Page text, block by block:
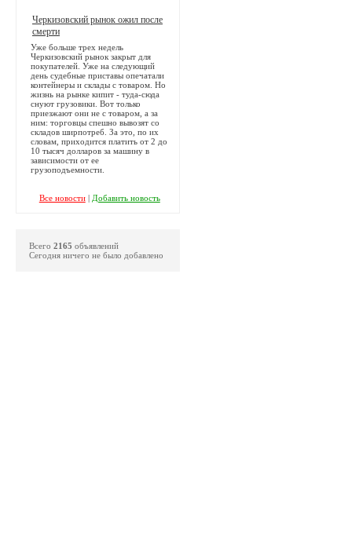
Черкизовский рынок ожил после
смерти
Уже больше трех недель
Черкизовский рынок закрыт для
покупателей. Уже на следующий
день судебные приставы опечатали
контейнеры и склады с товаром. Но
жизнь на рынке кипит - туда-сюда
снуют грузовики. Вот только
приезжают они не с товаром, а за
ним: торговцы спешно вывозят со
складов ширпотреб. За это, по их
словам, приходится платить от 2 до
10 тысяч долларов за машину в
зависимости от ее
грузоподъемности.
Все новости| Добавить новость
Всего 2165 объявлений
Сегодня ничего не было добавлено